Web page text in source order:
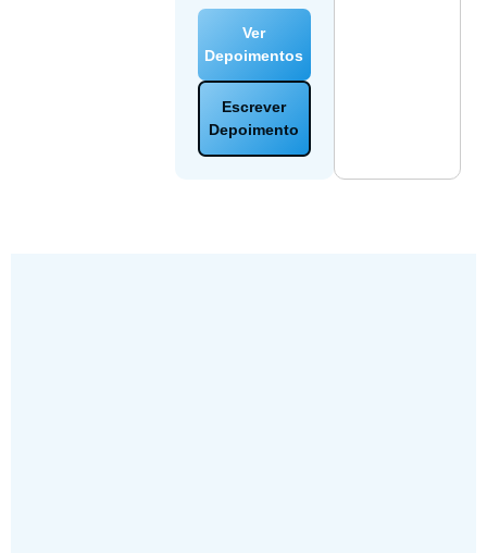
Ver
Depoimentos
Escrever
Depoimento